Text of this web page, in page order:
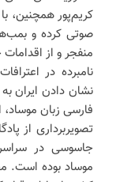
کریم‌پور همچنین،
صوتی کرده و
منفجر و از
نامبرده در
نشان دادن ایران
فارسی زبان
تصویربرداری از
جاسوسی در
موساد بوده است.